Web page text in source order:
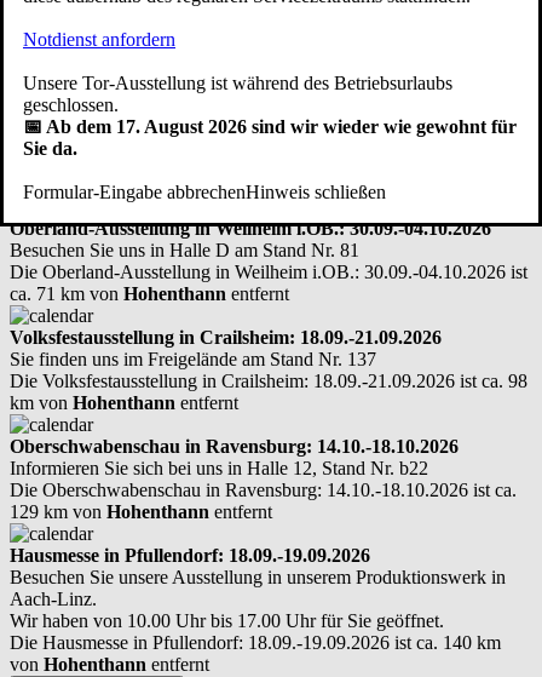
zzgl. eventuell anfallender Kosten für Ausbau und Entsorgung des
Hier kostenfreien Vor-Ort-Termin vereinbaren
Hier treffen Sie uns persönlich: Messen -
Ausstellungen - Infotage
Oberland-Ausstellung in Weilheim i.OB.: 30.09.-04.10.2026
Besuchen Sie uns in Halle D am Stand Nr. 81
Die Oberland-Ausstellung in Weilheim i.OB.: 30.09.-04.10.2026 ist
ca. 71 km von Hohenthann entfernt
Volksfestausstellung in Crailsheim: 18.09.-21.09.2026
Sie finden uns im Freigelände am Stand Nr. 137
Die Volksfestausstellung in Crailsheim: 18.09.-21.09.2026 ist ca. 98
km von Hohenthann entfernt
Oberschwabenschau in Ravensburg: 14.10.-18.10.2026
Informieren Sie sich bei uns in Halle 12, Stand Nr. b22
Die Oberschwabenschau in Ravensburg: 14.10.-18.10.2026 ist ca.
129 km von Hohenthann entfernt
Hausmesse in Pfullendorf: 18.09.-19.09.2026
Besuchen Sie unsere Ausstellung in unserem Produktionswerk in
Aach-Linz.
Wir haben von 10.00 Uhr bis 17.00 Uhr für Sie geöffnet.
Die Hausmesse in Pfullendorf: 18.09.-19.09.2026 ist ca. 140 km
von Hohenthann entfernt
Notdienst anfordern
Unsere Tor-Ausstellung ist während des Betriebsurlaubs
geschlossen.
📅 Ab dem 17. August 2026 sind wir wieder wie gewohnt für
Sie da.
Formular-Eingabe abbrechenHinweis schließen